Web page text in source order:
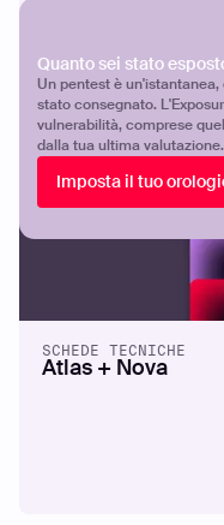
Quanto sei stato
Un pentest è
stato consegnato.
vulnerabilità, comprese
dalla tua ultima valutazione.
Imposta il tuo
SCHEDE TECNICHE
Atlas + Nova